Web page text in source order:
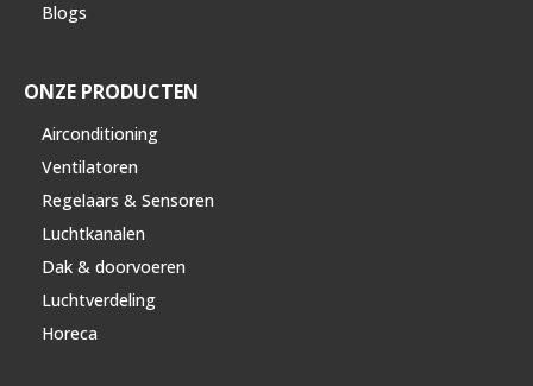
Blogs
ONZE PRODUCTEN
Airconditioning
Ventilatoren
Regelaars & Sensoren
Luchtkanalen
Dak & doorvoeren
Luchtverdeling
Horeca